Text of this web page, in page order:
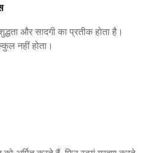
और सादगी का प्रतीक होता है।
नहीं होता।